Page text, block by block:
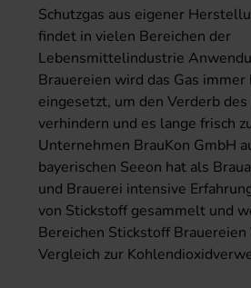
Schutzgas aus eigener
findet in vielen Bereichen der
Lebensmittelindustrie
Brauereien wird das Gas immer
eingesetzt, um den Verderb des
verhindern und es lange frisch
Unternehmen BrauKon GmbH
bayerischen Seeon hat als
und Brauerei intensive
von Stickstoff gesammelt und
Bereichen Stickstoff
Vergleich zur